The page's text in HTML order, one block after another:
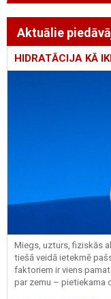
Aktuālie
HIDRATĀCIJA KĀ
Miegs, uzturs, fiziskās
tiešā veidā ietekmē
faktoriem ir viens
par zemu – pietiekama